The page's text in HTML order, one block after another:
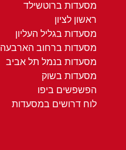
מסעדות ברוטשילד
ראשון לציון
מסעדות בגליל העליון
מסעדות ברחוב הארבעה
מסעדות בנמל תל אביב
מסעדות בשוק
הפשפשים ביפו
לוח דרושים במסעדות